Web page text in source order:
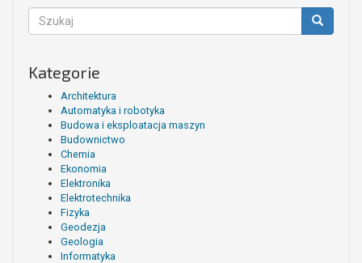
Formularz
wyszukiwania
Kategorie
Architektura
Automatyka i robotyka
Budowa i eksploatacja maszyn
Budownictwo
Chemia
Ekonomia
Elektronika
Elektrotechnika
Fizyka
Geodezja
Geologia
Informatyka